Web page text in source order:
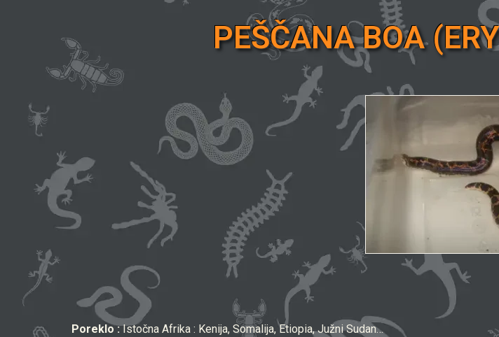
PEŠČANA BOA
Poreklo :Istočna Afrika : Kenija, Somalija, Etiopia, Južni Sudan…